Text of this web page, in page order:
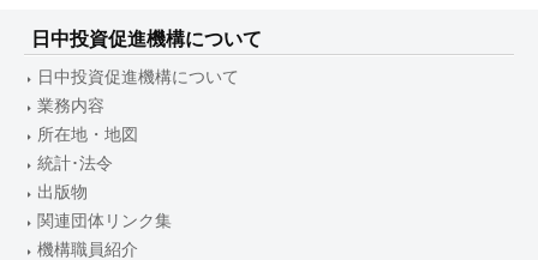
日中投資促進機構について
日中投資促進機構について
業務内容
所在地・地図
統計･法令
出版物
関連団体リンク集
機構職員紹介